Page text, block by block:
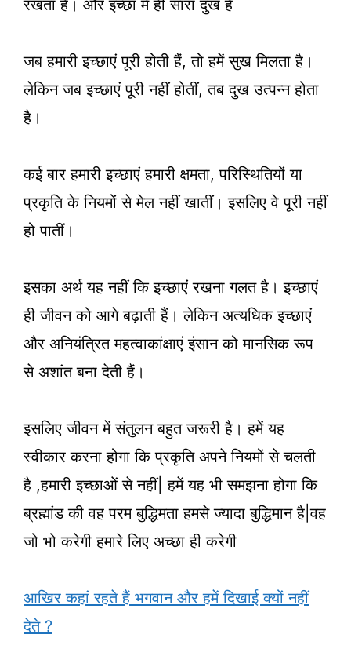
रखता है। और इच्छा में ही सारा दुख है
जब हमारी इच्छाएं पूरी होती हैं, तो हमें सुख मिलता है।
लेकिन जब इच्छाएं पूरी नहीं होतीं, तब दुख उत्पन्न होता
है।
कई बार हमारी इच्छाएं हमारी क्षमता, परिस्थितियों या
प्रकृति के नियमों से मेल नहीं खातीं। इसलिए वे पूरी नहीं
हो पातीं।
इसका अर्थ यह नहीं कि इच्छाएं रखना गलत है। इच्छाएं
ही जीवन को आगे बढ़ाती हैं। लेकिन अत्यधिक इच्छाएं
और अनियंत्रित महत्वाकांक्षाएं इंसान को मानसिक रूप
से अशांत बना देती हैं।
इसलिए जीवन में संतुलन बहुत जरूरी है। हमें यह
स्वीकार करना होगा कि प्रकृति अपने नियमों से चलती
है ,हमारी इच्छाओं से नहीं| हमें यह भी समझना होगा कि
ब्रह्मांड की वह परम बुद्धिमता हमसे ज्यादा बुद्धिमान है|वह
जो भो करेगी हमारे लिए अच्छा ही करेगी
आखिर कहां रहते हैं भगवान और हमें दिखाई क्यों नहीं
देते ?